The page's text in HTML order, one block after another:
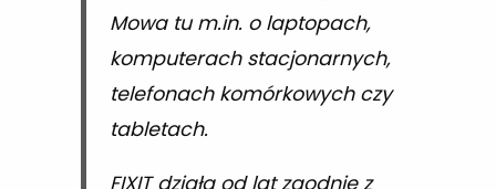
Mowa tu m.in. o laptopach,
komputerach stacjonarnych,
telefonach komórkowych czy
tabletach.